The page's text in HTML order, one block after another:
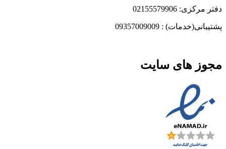
دفتر مرکزی: 02155579906
پشتیبانی(خدمات) : 09357009009
مجوز های سایت